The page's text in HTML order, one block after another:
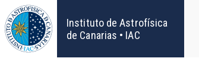
Skip
to
main
content
Instituto de Astrofísica
de Canarias • IAC